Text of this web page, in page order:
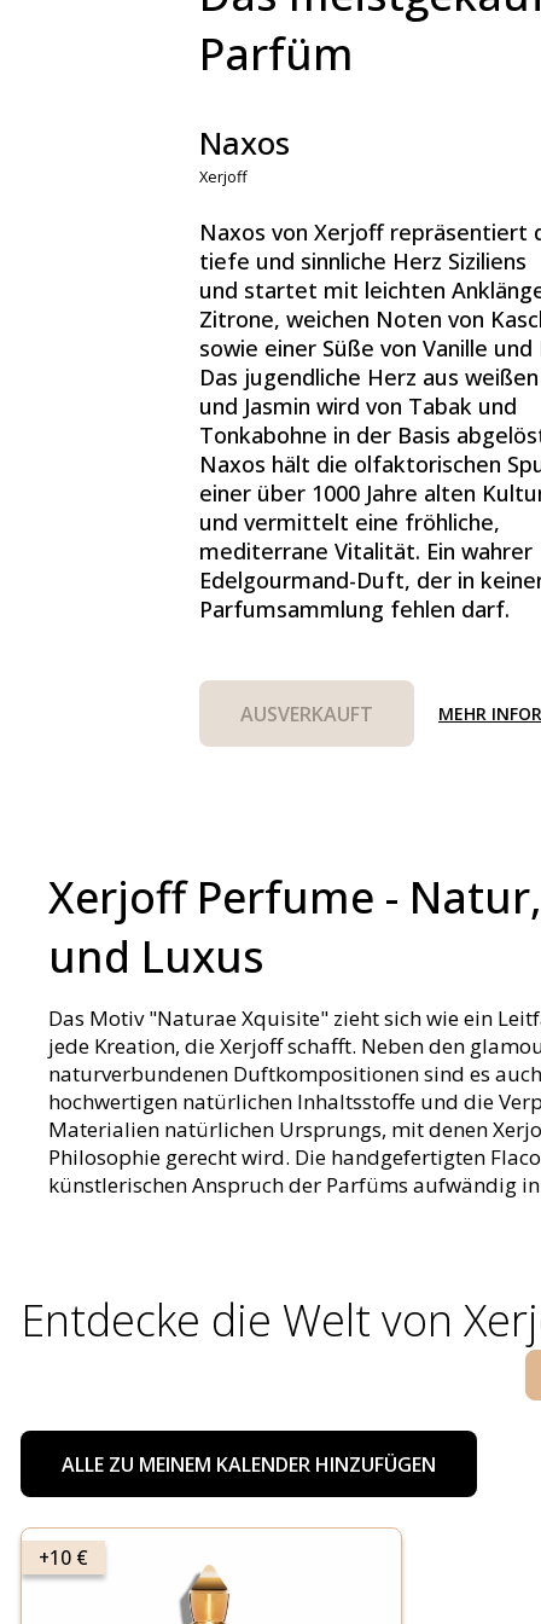
Parfüm
Naxos
Xerjoff
Naxos von Xerjoff repräsentiert
tiefe und sinnliche Herz Siziliens
und startet mit leichten
Zitrone, weichen Noten von
sowie einer Süße von Vanille und
Das jugendliche Herz aus
und Jasmin wird von Tabak und
Tonkabohne in der Basis
Naxos hält die olfaktorischen
einer über 1000 Jahre alten
und vermittelt eine fröhliche,
mediterrane Vitalität. Ein wahrer
Edelgourmand-Duft, der in
Parfumsammlung fehlen darf.
AUSVERKAUFT MEHR
Xerjoff Perfume -
und Luxus
Das Motiv "Naturae Xquisite" zieht sich wie ein
jede Kreation, die Xerjoff schafft. Neben den
naturverbundenen Duftkompositionen sind es
hochwertigen natürlichen Inhaltsstoffe und die
Materialien natürlichen Ursprungs, mit denen
Philosophie gerecht wird. Die handgefertigten
künstlerischen Anspruch der Parfüms aufwändig in
Entdecke die Welt von
ALLE ZU MEINEM KALENDER HINZUFÜGEN
+10 €